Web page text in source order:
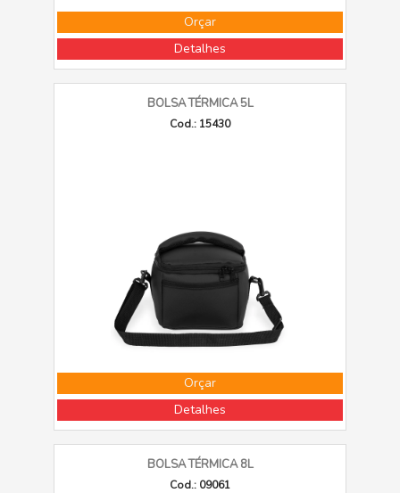
Orçar
Detalhes
BOLSA TÉRMICA 5L
Cod.: 15430
Orçar
Detalhes
BOLSA TÉRMICA 8L
Cod.: 09061